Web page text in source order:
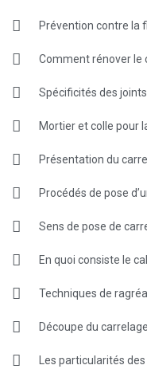
Prévention contre la
Comment rénover le
Spécificités des
Mortier et colle pour
Présentation du
Procédés de pose
Sens de pose de
En quoi consiste le
Techniques de
Découpe du carrelage
Les particularités